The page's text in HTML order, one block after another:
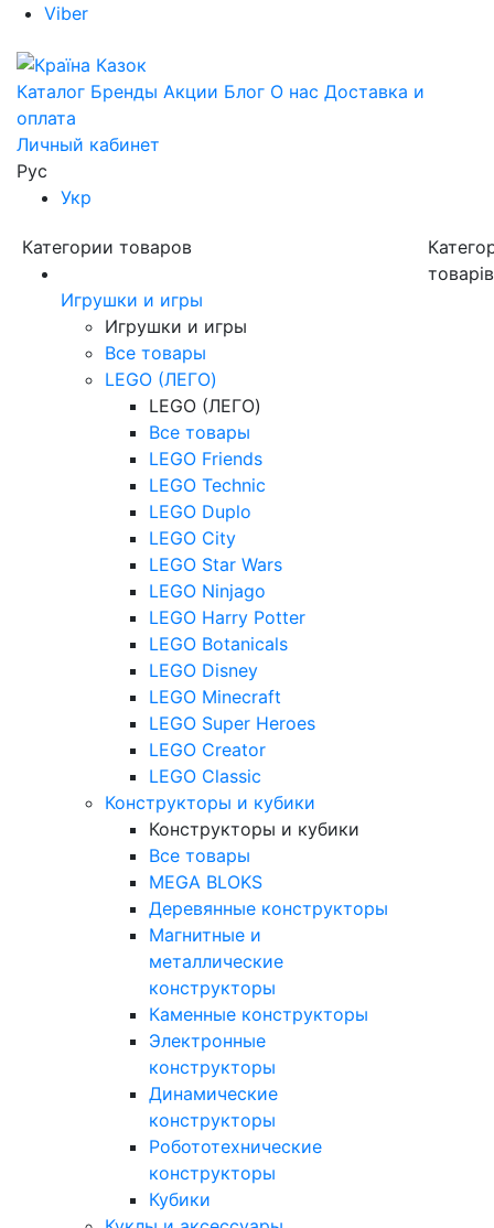
Viber
Каталог Бренды Акции Блог О нас Доставка и
оплата
Личный кабинет
Рус
Укр
Категории товаров
Игрушки и игры
Игрушки и игры
Все товары
LEGO (ЛЕГО)
LEGO (ЛЕГО)
Все товары
LEGO Friends
LEGO Technic
LEGO Duplo
LEGO City
LEGO Star Wars
LEGO Ninjago
LEGO Harry Potter
LEGO Botanicals
LEGO Disney
LEGO Minecraft
LEGO Super Heroes
LEGO Creator
LEGO Classic
Конструкторы и кубики
Конструкторы и кубики
Все товары
MEGA BLOKS
Деревянные конструкторы
Магнитные и
металлические
конструкторы
Каменные конструкторы
Электронные
конструкторы
Динамические
конструкторы
Робототехнические
конструкторы
Кубики
товарів